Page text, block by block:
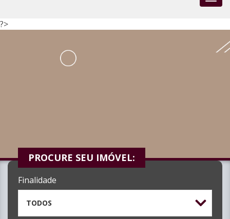
?>
PROCURE SEU IMÓVEL:
Finalidade
TODOS